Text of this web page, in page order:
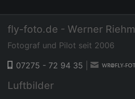
fly-foto.de - Werner Riehm
Fotograf und Pilot seit 2006
07275 - 72 94 35
Luftbilder